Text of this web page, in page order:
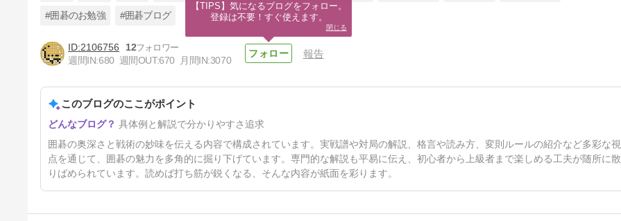
AI先生の置碁対局その21
#囲碁のお勉強 #囲碁ブログ
2106756
12
週間IN:680 週間OUT:670 月間IN:3070
報告
このブログのここがポイント
具体例と解説で分かりやすさ追求
囲碁の奥深さと戦術の妙味を伝える内容で構成されています。実戦譜や対局の解説、格言や読み方、変則ルールの紹介など多彩な視
点を通じて、囲碁の魅力を多角的に掘り下げています。専門的な解説も平易に伝え、初心者から上級者まで楽しめる工夫が随所に散
りばめられています。読めば打ち筋が鋭くなる、そんな内容が紙面を彩ります。
【TIPS】気になるブログをフォロー。
登録は不要！すぐ使えます。
閉じる